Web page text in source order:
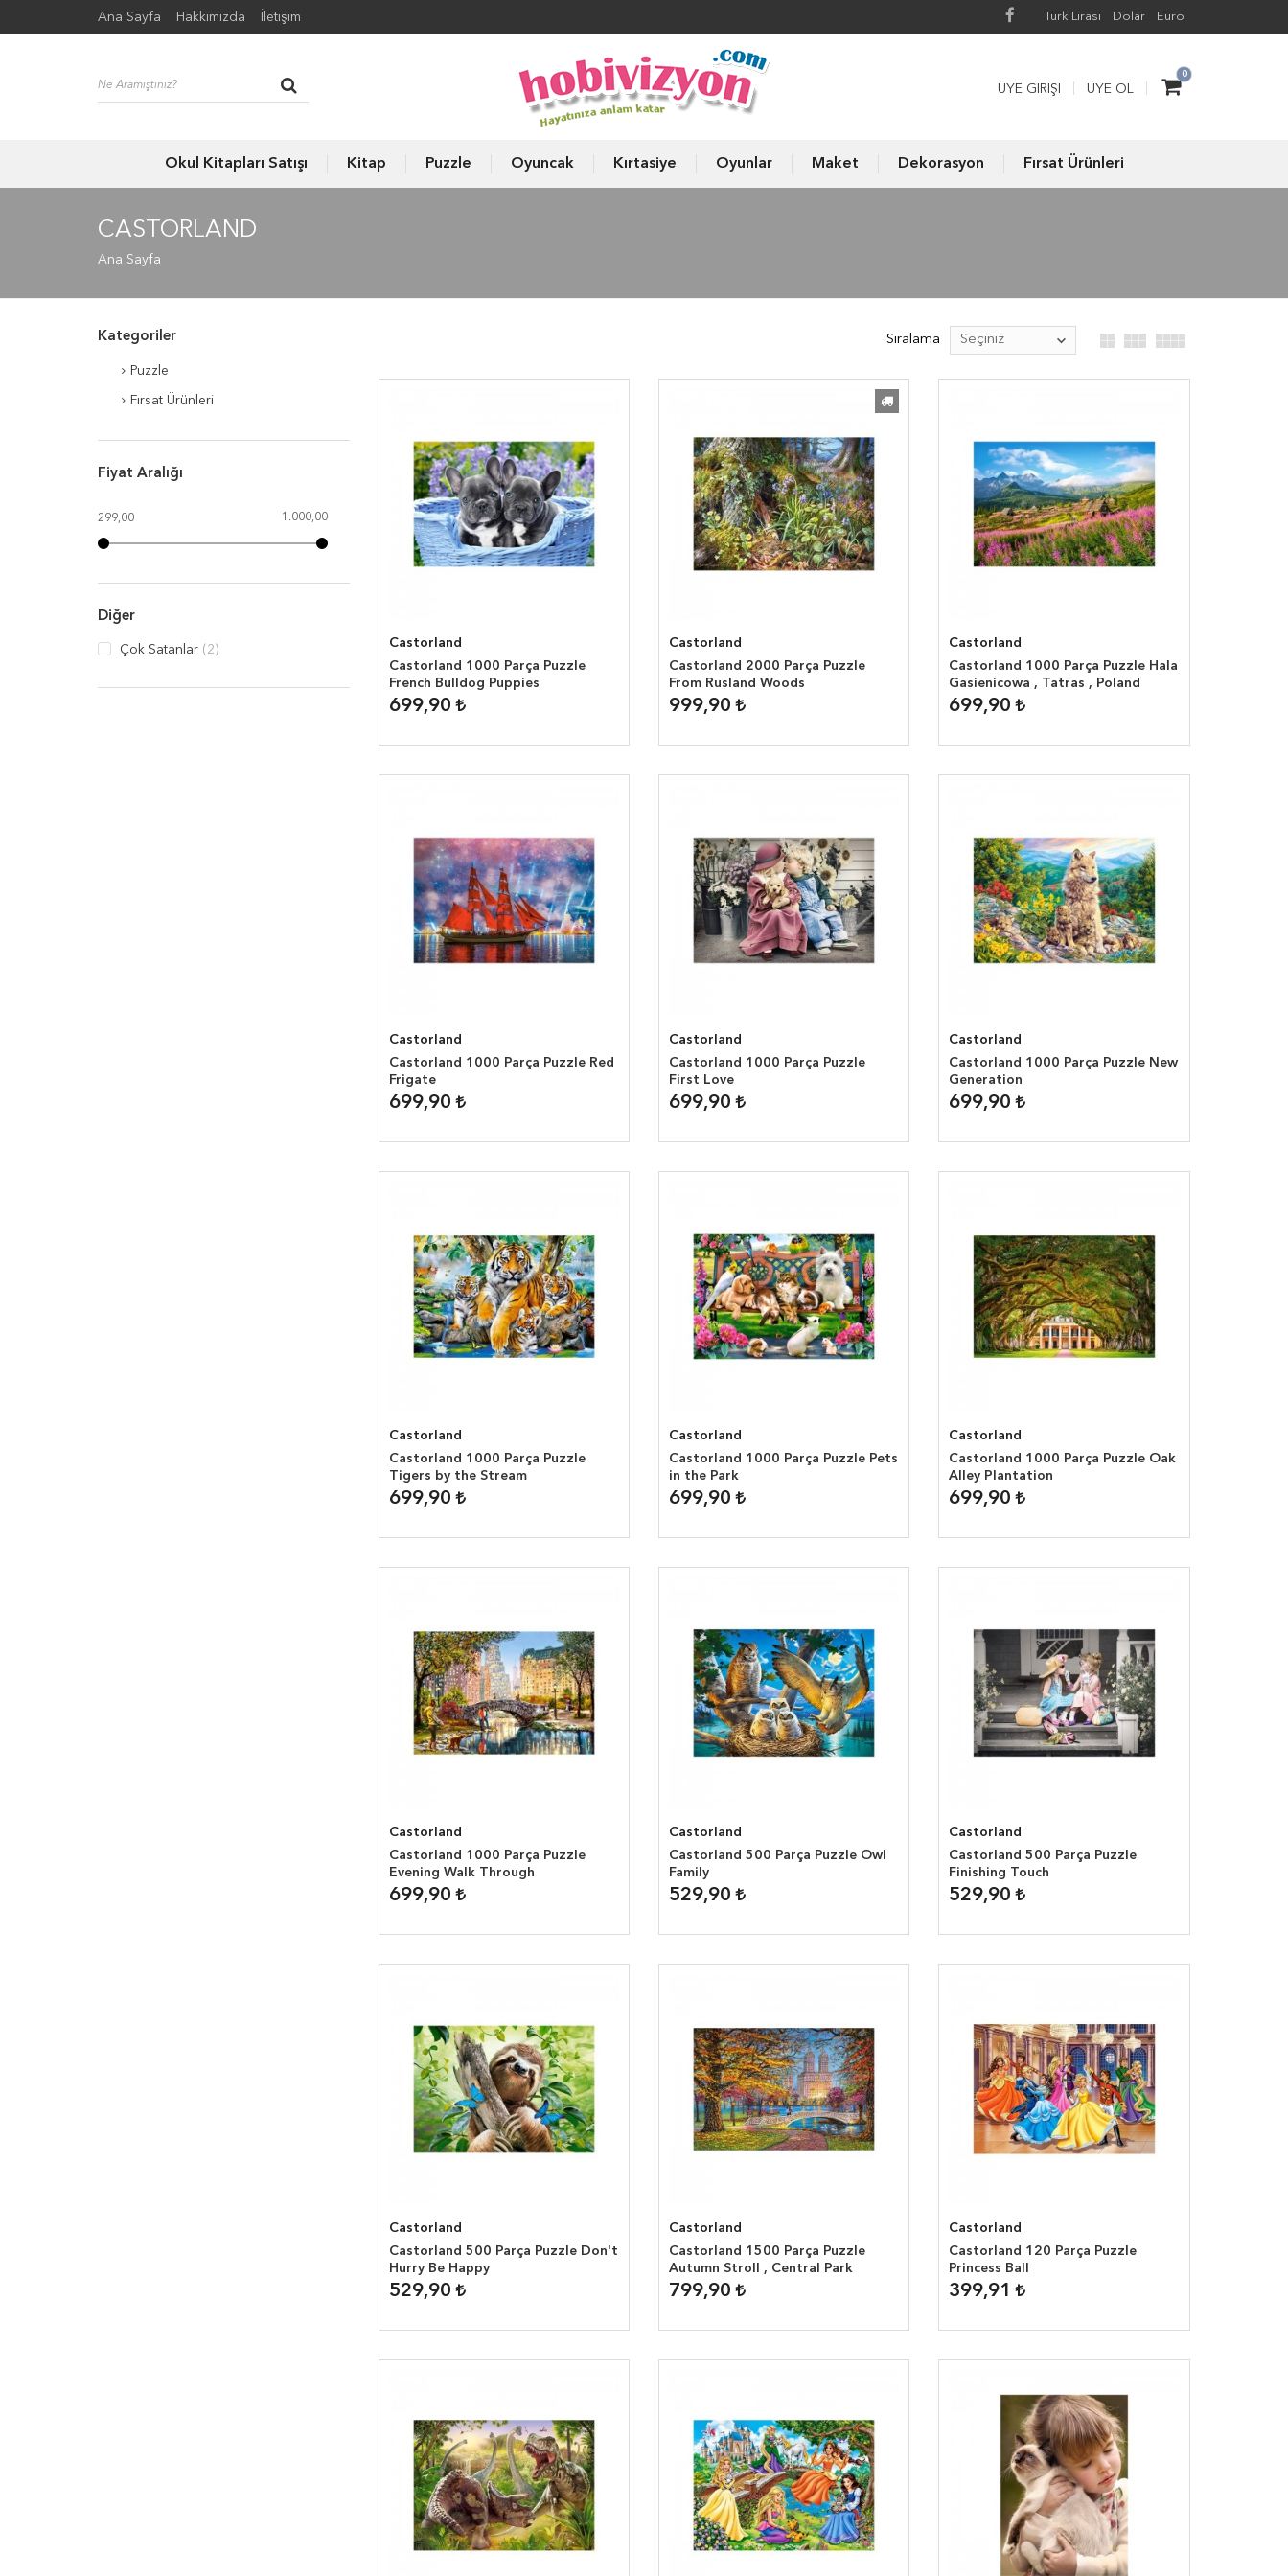
Ana Sayfa Hakkımızda İletişim Türk Lirası Dolar Euro
0
ÜYE GIRIŞI ÜYE OL
Okul Kitapları Satışı Kitap Puzzle Oyuncak Kırtasiye Oyunlar Maket Dekorasyon Fırsat Ürünleri
CASTORLAND
Ana Sayfa
Kategoriler
Puzzle
Fırsat Ürünleri
Fiyat Aralığı
299,00 1.000,00
Diğer
Çok Satanlar (2)
Sıralama
Castorland
Castorland 1000 Parça Puzzle
French Bulldog Puppies
699,90
Castorland
Castorland 2000 Parça Puzzle
From Rusland Woods
999,90
Castorland
Castorland 1000 Parça Puzzle Hala
Gasienicowa , Tatras , Poland
699,90
Castorland
Castorland 1000 Parça Puzzle Red
Frigate
699,90
Castorland
Castorland 1000 Parça Puzzle
First Love
699,90
Castorland
Castorland 1000 Parça Puzzle New
Generation
699,90
Castorland
Castorland 1000 Parça Puzzle
Tigers by the Stream
699,90
Castorland
Castorland 1000 Parça Puzzle Pets
in the Park
699,90
Castorland
Castorland 1000 Parça Puzzle Oak
Alley Plantation
699,90
Castorland
Castorland 1000 Parça Puzzle
Evening Walk Through
699,90
Castorland
Castorland 500 Parça Puzzle Owl
Family
529,90
Castorland
Castorland 500 Parça Puzzle
Finishing Touch
529,90
Castorland
Castorland 500 Parça Puzzle Don't
Hurry Be Happy
529,90
Castorland
Castorland 1500 Parça Puzzle
Autumn Stroll , Central Park
799,90
Castorland
Castorland 120 Parça Puzzle
Princess Ball
399,91